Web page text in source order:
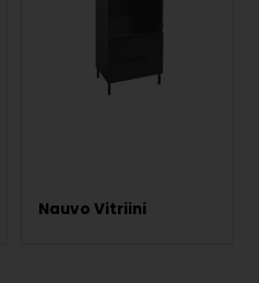
Nauvo Vitriini